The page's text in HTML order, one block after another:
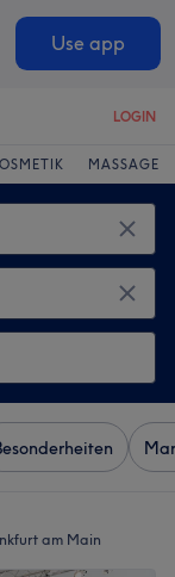
Use app
LOGIN
MASSAGE
am Main